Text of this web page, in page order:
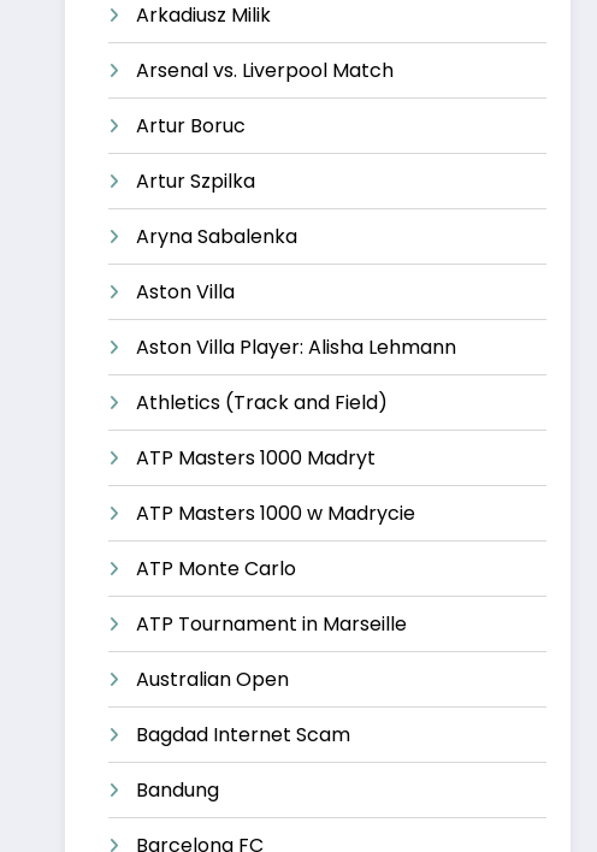
Arkadiusz Milik
Arsenal vs. Liverpool Match
Artur Boruc
Artur Szpilka
Aryna Sabalenka
Aston Villa
Aston Villa Player: Alisha Lehmann
Athletics (Track and Field)
ATP Masters 1000 Madryt
ATP Masters 1000 w Madrycie
ATP Monte Carlo
ATP Tournament in Marseille
Australian Open
Bagdad Internet Scam
Bandung
Barcelona FC